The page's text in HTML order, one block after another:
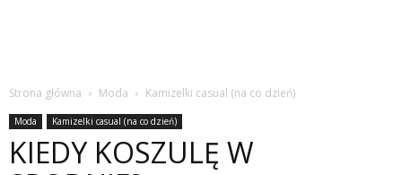
Strona główna Moda Kamizelki casual (na co dzień)
Moda Kamizelki casual (na co dzień)
KIEDY KOSZULĘ W